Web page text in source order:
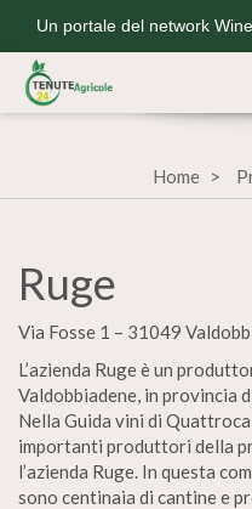
Un portale del network
Home
Ruge
Via Fosse 1 – 31049
L’azienda Ruge è un
Valdobbiadene, in provincia
Nella Guida vini di
importanti produttori della
l’azienda Ruge. In questa
sono centinaia di cantine e